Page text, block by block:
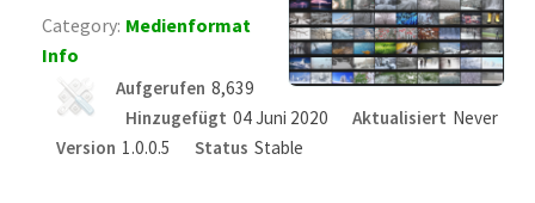
Category: Medienformat
Info
Aufgerufen 8,639
Hinzugefügt 04 Juni 2020 Aktualisiert Never
Version 1.0.0.5 Status Stable